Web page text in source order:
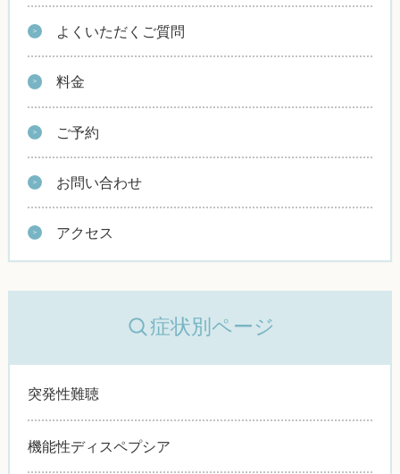
よくいただくご質問
料金
ご予約
お問い合わせ
アクセス
症状別ページ
突発性難聴
機能性ディスペプシア